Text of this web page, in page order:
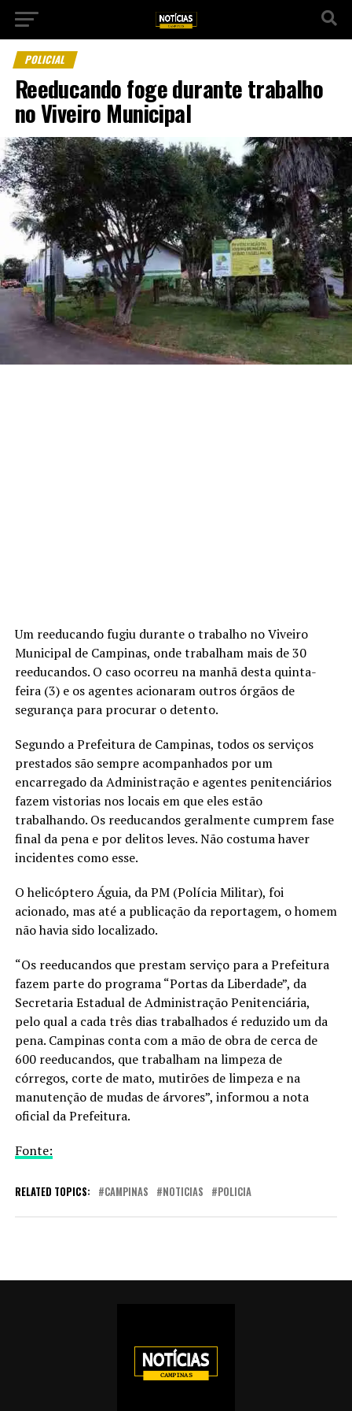
POLICIAL
Reeducando foge durante trabalho
no Viveiro Municipal
Um reeducando fugiu durante o trabalho no Viveiro
Municipal de Campinas, onde trabalham mais de 30
reeducandos. O caso ocorreu na manhã desta quinta-
feira (3) e os agentes acionaram outros órgãos de
segurança para procurar o detento.
Segundo a Prefeitura de Campinas, todos os serviços
prestados são sempre acompanhados por um
encarregado da Administração e agentes penitenciários
fazem vistorias nos locais em que eles estão
trabalhando. Os reeducandos geralmente cumprem fase
final da pena e por delitos leves. Não costuma haver
incidentes como esse.
O helicóptero Águia, da PM (Polícia Militar), foi
acionado, mas até a publicação da reportagem, o homem
não havia sido localizado.
“Os reeducandos que prestam serviço para a Prefeitura
fazem parte do programa “Portas da Liberdade”, da
Secretaria Estadual de Administração Penitenciária,
pelo qual a cada três dias trabalhados é reduzido um da
pena. Campinas conta com a mão de obra de cerca de
600 reeducandos, que trabalham na limpeza de
córregos, corte de mato, mutirões de limpeza e na
manutenção de mudas de árvores”, informou a nota
oficial da Prefeitura.
Fonte:
RELATED TOPICS: CAMPINAS NOTICIAS POLICIA